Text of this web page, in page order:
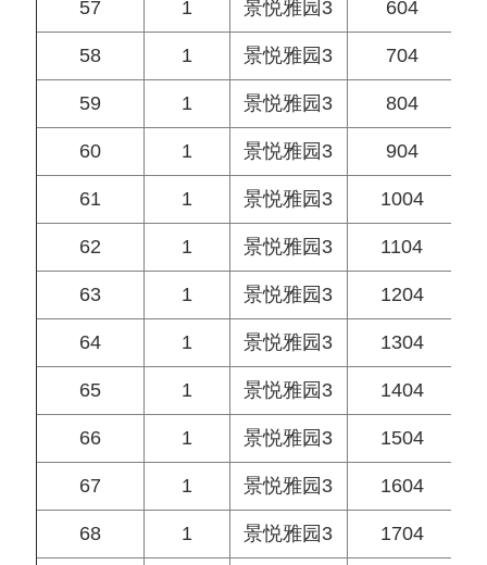
57 1 景悦雅园3 604
58 1 景悦雅园3 704
59 1 景悦雅园3 804
60 1 景悦雅园3 904
61 1 景悦雅园3 1004
62 1 景悦雅园3 1104
63 1 景悦雅园3 1204
64 1 景悦雅园3 1304
65 1 景悦雅园3 1404
66 1 景悦雅园3 1504
67 1 景悦雅园3 1604
68 1 景悦雅园3 1704